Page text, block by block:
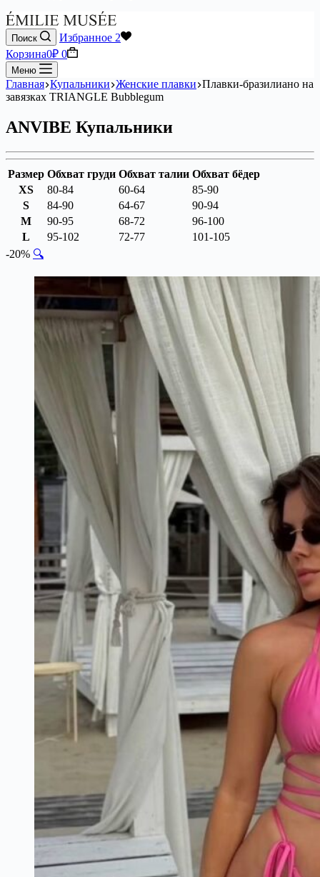
Поиск Избранное 2
Корзина0₽ 0
Меню
Главная Купальники Женские плавки Плавки-бразилиано на
завязках TRIANGLE Bubblegum
ANVIBE Купальники
Размер Обхват груди Обхват талии Обхват бёдер
XS
80-84 60-64
85-90
S
84-90 64-67
90-94
M
90-95 68-72
96-100
L
95-102 72-77
101-105
-20% 🔍